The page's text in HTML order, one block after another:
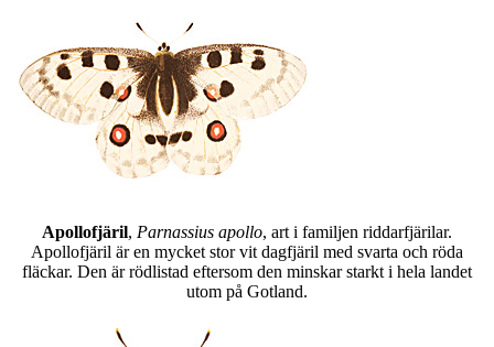
Apollofjäril, Parnassius apollo, art i familjen riddarfjärilar.
Apollofjäril är en mycket stor vit dagfjäril med svarta och röda
fläckar. Den är rödlistad eftersom den minskar starkt i hela landet
utom på Gotland.